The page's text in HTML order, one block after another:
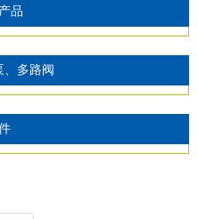
品
、多路阀